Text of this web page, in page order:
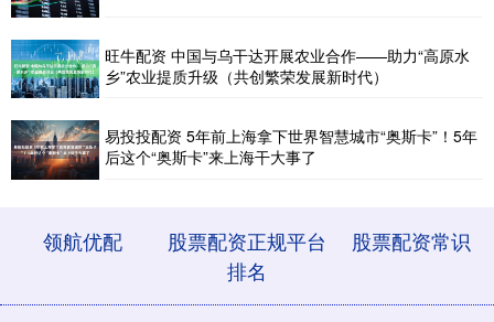
旺牛配资 中国与乌干达开展农业合作——助力“高原水
乡”农业提质升级（共创繁荣发展新时代）
易投投配资 5年前上海拿下世界智慧城市“奥斯卡”！5年
后这个“奥斯卡”来上海干大事了
领航优配
股票配资正规平台
排名
股票配资常识